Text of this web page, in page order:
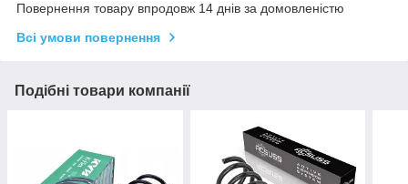
Повернення товару впродовж 14 днів за домовленістю
Всі умови повернення
Подібні товари компанії